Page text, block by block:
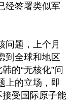
经签署类似军
问题，上个月
到全球和地区
的“无核化”问
上的立场，即
接受国际原子能